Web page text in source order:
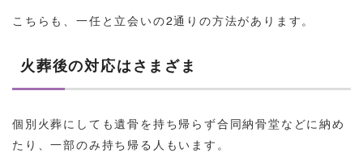
こちらも、一任と立会いの2通りの方法があります。
⽕葬後の対応はさまざま
個別火葬にしても遺骨を持ち帰らず合同納骨堂などに納め
たり、一部のみ持ち帰る人もいます。